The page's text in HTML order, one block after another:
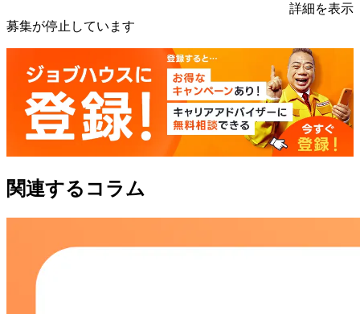
詳細を表示
募集が停止しています
関連するコラム